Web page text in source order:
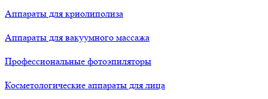
Аппараты для криолиполиза
Аппараты для вакуумного массажа
Профессиональные фотоэпиляторы
Косметологические аппараты для лица